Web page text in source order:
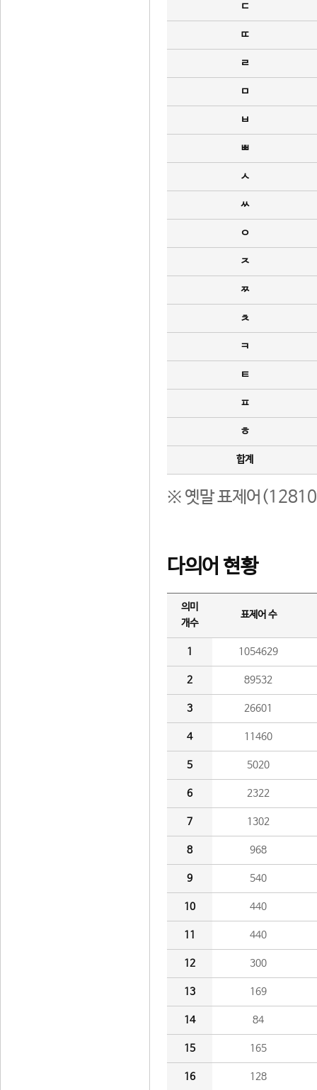
ㄷ
ㄸ
ㄹ
ㅁ
ㅂ
ㅃ
ㅅ
ㅆ
ㅇ
ㅈ
ㅉ
ㅊ
ㅋ
ㅌ
ㅍ
ㅎ
합계
※ 옛말 표제어(12810
다의어 현황
의미
개수
표제어 수
1 1054629
2 89532
3 26601
4 11460
5 5020
6 2322
7 1302
8 968
9 540
10 440
11 440
12 300
13 169
14 84
15 165
16 128